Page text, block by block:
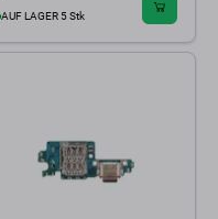
AUF LAGER 5 Stk